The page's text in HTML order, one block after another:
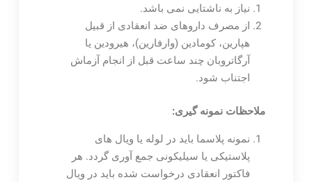
نیاز به ناشتایی نمی باشد.
از مصرف داروهای ضد انعقادی از قبیل
هپارین، کومادین (وارفارین)، هیرودین یا
آرگاتروبان چند ساعت قبل از انجام آزماش
اجتناب شود.
ملاحظات نمونه گیری:
نمونه پلاسما باید در لوله یا ویال های
پلاستیکی یا سیلیکونی جمع آوری گردد. هر
فاکتور انعقادی درخواست شده باید در ویال